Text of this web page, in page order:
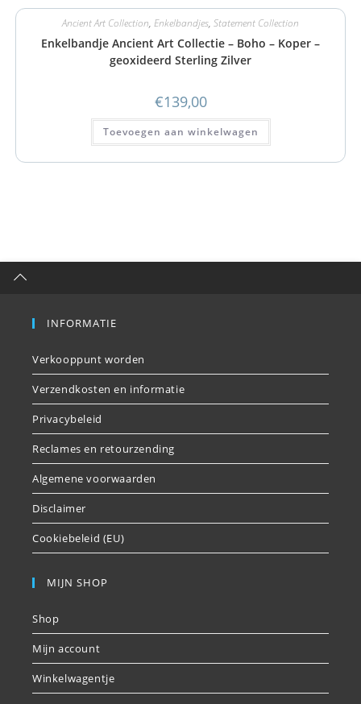
Ancient Art Collection, Enkelbandjes, Statement Collection
Enkelbandje Ancient Art Collectie – Boho – Koper –
geoxideerd Sterling Zilver
€139,00
Toevoegen aan winkelwagen
INFORMATIE
Verkooppunt worden
Verzendkosten en informatie
Privacybeleid
Reclames en retourzending
Algemene voorwaarden
Disclaimer
Cookiebeleid (EU)
MIJN SHOP
Shop
Mijn account
Winkelwagentje